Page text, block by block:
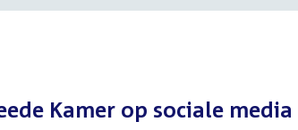
Kamer op sociale media